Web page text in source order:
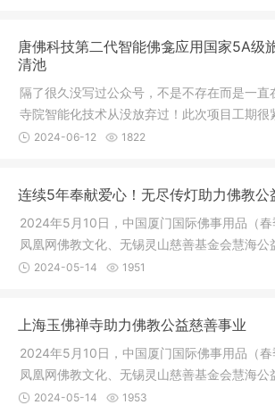
唐佛科技第二代智能佛龛应用国家5A级
清池
隔了很久没写过公众号，不是不存在而是一直
寺院智能化技术从没放弃过！此次项目工期很
直对技术
2024-06-12 1822
连续5年奉献爱心！无尽传灯助力佛教公
2024年5月10日，中国厦门国际佛事用品（春
凤凰网佛教文化、无锡灵山慈善基金会慧海公
境师父、
2024-05-14 1951
上海玉佛禅寺助力佛教公益慈善事业
2024年5月10日，中国厦门国际佛事用品（春
凤凰网佛教文化、无锡灵山慈善基金会慧海公
境师父、
2024-05-14 1953